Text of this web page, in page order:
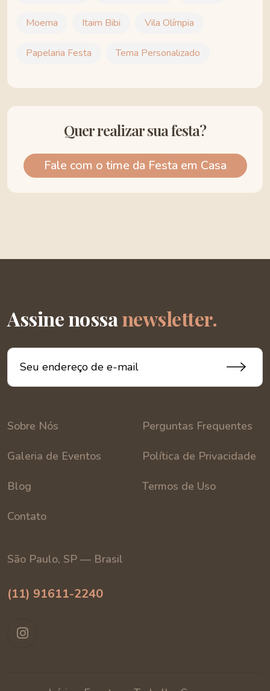
Moema Itaim Bibi Vila Olímpia
Papelaria Festa Tema Personalizado
Quer realizar sua festa?
Fale com o time da Festa em Casa
Assine nossanewsletter.
Sobre Nós
Galeria de Eventos
Blog
Contato
Perguntas Frequentes
Política de Privacidade
Termos de Uso
São Paulo, SP — Brasil
(11) 91611-2240